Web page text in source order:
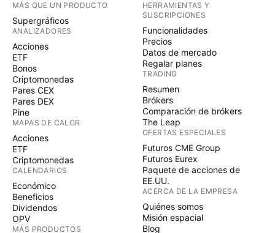
MÁS QUE UN PRODUCTO
Supergráficos
ANALIZADORES
Acciones
ETF
Bonos
Criptomonedas
Pares CEX
Pares DEX
Pine
MAPAS DE CALOR
Acciones
ETF
Criptomonedas
CALENDARIOS
Económico
Beneficios
Dividendos
OPV
MÁS PRODUCTOS
HERRAMIENTAS Y
SUSCRIPCIONES
Funcionalidades
Precios
Datos de mercado
Regalar planes
TRADING
Resumen
Brókers
Comparación de brókers
The Leap
OFERTAS ESPECIALES
Futuros CME Group
Futuros Eurex
Paquete de acciones de
EE.UU.
ACERCA DE LA EMPRESA
Quiénes somos
Misión espacial
Blog